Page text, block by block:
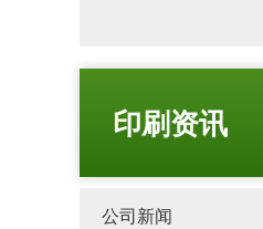
印刷资讯
公司新闻